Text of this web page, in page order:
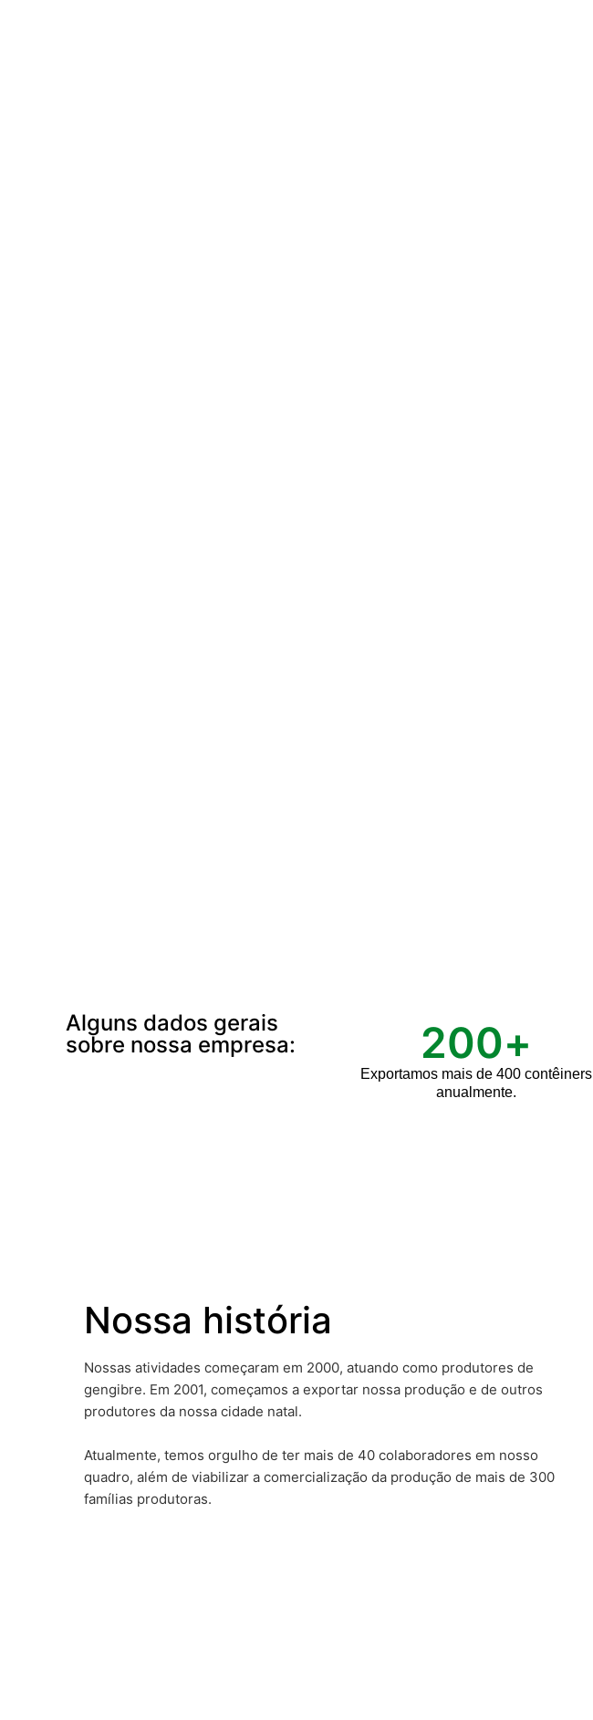
Alguns dados gerais
sobre nossa empresa:
200+
Exportamos mais de 400 contêiners
anualmente.
Nossa história
Nossas atividades começaram em 2000, atuando como produtores de
gengibre. Em 2001, começamos a exportar nossa produção e de outros
produtores da nossa cidade natal.
Atualmente, temos orgulho de ter mais de 40 colaboradores em nosso
quadro, além de viabilizar a comercialização da produção de mais de 300
famílias produtoras.